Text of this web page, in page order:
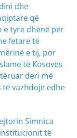
dhe
që
e tyre dhënë për
fetare të
e tij, por
të Kosovës
deri më
vazhdojë edhe
Simnica
të